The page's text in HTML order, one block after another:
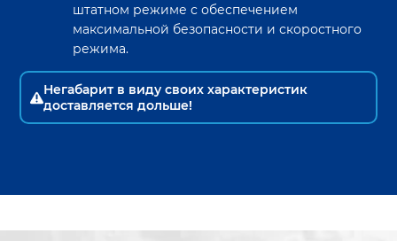
штатном режиме с обеспечением
максимальной безопасности и скоростного
режима.
Негабарит в виду своих характеристик
доставляется дольше!